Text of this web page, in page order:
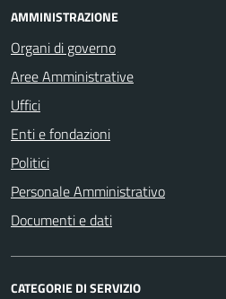
AMMINISTRAZIONE
Organi di governo
Aree Amministrative
Uffici
Enti e fondazioni
Politici
Personale Amministrativo
Documenti e dati
CATEGORIE DI SERVIZIO